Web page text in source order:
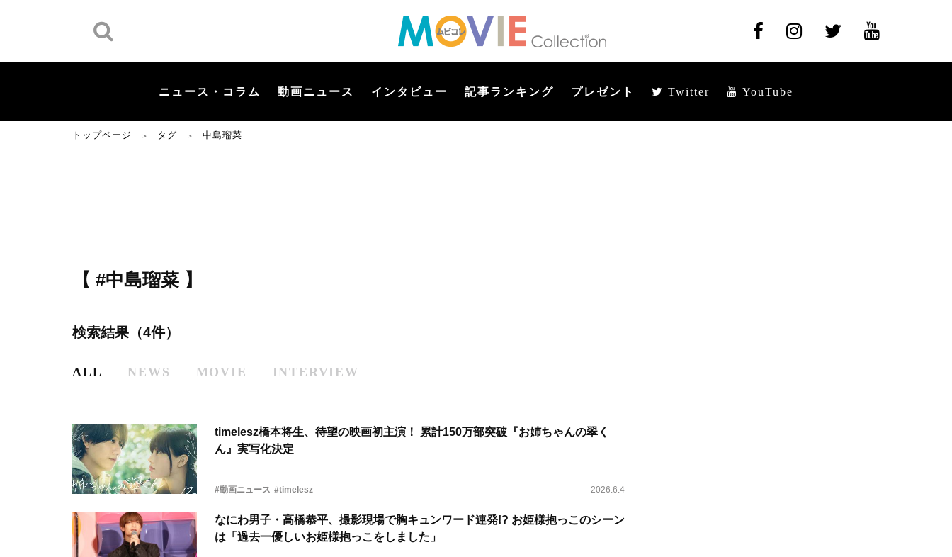
ニュース・コラム 動画ニュース インタビュー 記事ランキング プレゼント Twitter YouTube
トップページ ＞ タグ ＞ 中島瑠菜
【 #中島瑠菜 】
検索結果（4件）
ALL NEWS MOVIE INTERVIEW
timelesz橋本将生、待望の映画初主演！ 累計150万部突破『お姉ちゃんの翠く
ん』実写化決定
#動画ニュース #timelesz 2026.6.4
なにわ男子・高橋恭平、撮影現場で胸キュンワード連発!? お姫様抱っこのシーン
は「過去一優しいお姫様抱っこをしました」